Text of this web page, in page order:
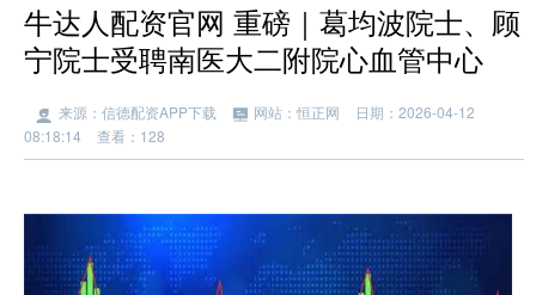
牛达人配资官网 重磅｜葛均波院士、顾
宁院士受聘南医大二附院心血管中心
来源：信德配资APP下载 网站：恒正网
日期：2026-04-12
08:18:14
查看：128